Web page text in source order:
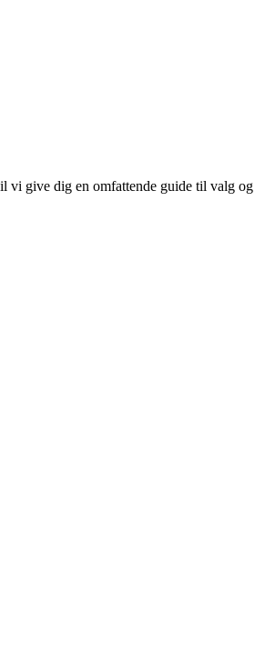
vi give dig en omfattende guide til valg og